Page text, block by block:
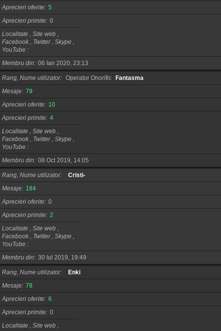
Aprecieri oferite 5
Aprecieri primite 0
Localitate , Site web ,
Facebook , Twitter , Skype ,
YouTube
Membru din
06 Ian 2020, 23:13
Rang, Nume utilizator Operator Onorific Fantasma
Mesaje 79
Aprecieri oferite
10
Aprecieri primite 4
Localitate , Site web ,
Facebook , Twitter , Skype ,
YouTube
Membru din
08 Oct 2019, 14:05
Rang, Nume utilizator
Cristi-
Mesaje
184
Aprecieri oferite 0
Aprecieri primite 2
Localitate , Site web ,
Facebook , Twitter , Skype ,
YouTube
Membru din
30 Iul 2019, 19:49
Rang, Nume utilizator
Enki
Mesaje 78
Aprecieri oferite 6
Aprecieri primite 0
Localitate , Site web ,